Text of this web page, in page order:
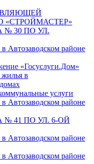
30 ПО УЛ.
районе
«Госуслуги.Дом»
жилья в
услуги
районе
41 ПО УЛ. 6-ОЙ
районе
районе